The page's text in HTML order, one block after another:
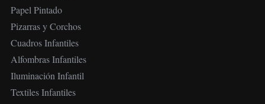
Papel Pintado
Pizarras y Corchos
Cuadros Infantiles
Alfombras Infantiles
Iluminación Infantil
Textiles Infantiles